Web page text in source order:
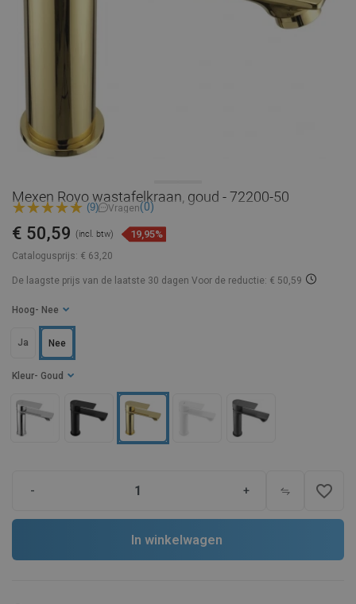
Mexen Royo wastafelkraan, goud - 72200-50
(9) Vragen(0)
Catalogusprijs: € 63,20
€ 50,59 (incl. btw) 19,95%
De laagste prijs van de laatste 30 dagen Voor de reductie: € 50,59
Kleur - Goud
Hoog - Nee
Ja Nee
- + favorite_border
In winkelwagen